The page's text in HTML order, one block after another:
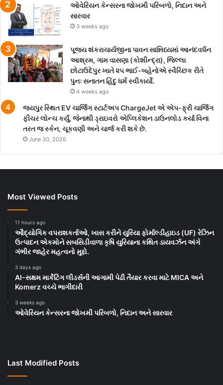
ઓવેરિયન કેન્સરના જોખમી પરિબળો, નિદાન અને
સારવાર
3 weeks ago
પૂજ્ય શંકરાચાર્યજીના પાવન સાન્નિધ્યમાં આનંદવર્ધન
આશ્રમ, ગામ વાસણા (કોશીન્દ્રા), જિલ્લા
છોટાઉદેપુર ખાતે ૨૫ ભાઈ-બહેનોએ સ્વૈચ્છિક રીતે
પુનઃ સનાતન હિંદુ ધર્મ સ્વીકાર્યો.
4 weeks ago
જયપુર સ્થિત EV ચાર્જિંગ સ્ટાર્ટઅપ ChargeJet એ એપ-ફ્રી ચાર્જિંગ
ફીચર લોન્ચ કર્યું, જેનાથી ડ્રાઇવરો એપ્લિકેશન ડાઉનલોડ કર્યા વિના
તરત જ સ્કેન, ચૂકવણી અને ચાર્જ કરી શકે છે.
June 30, 2026
Most Viewed Posts
11 hours ago
ઔદ્યોગિક વપરાશકર્તાઓ, ખાસ કરીને યુરિયા ફોર્માલ્ડીહાઇડ (UF) રેઝિન
ઉત્પાદન એકમોને સબસિડીવાળા કૃષિ યુરિયાના કથિત ડાયવર્ઝન અંગે
ગંભીર જાહેર મહત્વનો મુદ્દો.
3 days ago
AI-સક્ષમ માર્કેટિંગ લીડર્સની આગામી પેઢી તૈયાર કરવા માટે MICA અને
Komerz વચ્ચે ભાગીદારી
3 weeks ago
ઓવેરિયન કેન્સરના જોખમી પરિબળો, નિદાન અને સારવાર
Last Modified Posts